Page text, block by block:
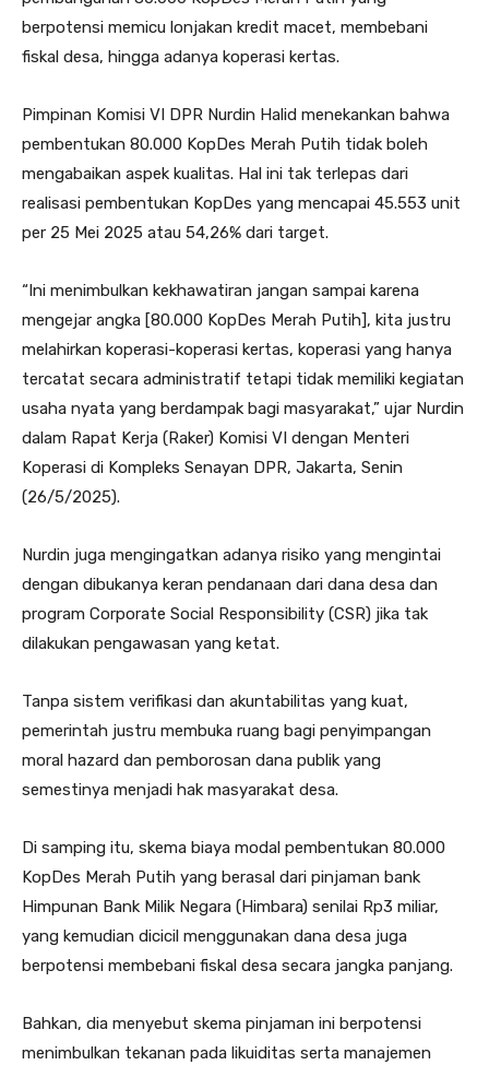
berpotensi memicu lonjakan kredit macet, membebani
fiskal desa, hingga adanya koperasi kertas.
Pimpinan Komisi VI DPR Nurdin Halid menekankan bahwa
pembentukan 80.000 KopDes Merah Putih tidak boleh
mengabaikan aspek kualitas. Hal ini tak terlepas dari
realisasi pembentukan KopDes yang mencapai 45.553 unit
per 25 Mei 2025 atau 54,26% dari target.
“Ini menimbulkan kekhawatiran jangan sampai karena
mengejar angka [80.000 KopDes Merah Putih], kita justru
melahirkan koperasi-koperasi kertas, koperasi yang hanya
tercatat secara administratif tetapi tidak memiliki kegiatan
usaha nyata yang berdampak bagi masyarakat,” ujar Nurdin
dalam Rapat Kerja (Raker) Komisi VI dengan Menteri
Koperasi di Kompleks Senayan DPR, Jakarta, Senin
(26/5/2025).
Nurdin juga mengingatkan adanya risiko yang mengintai
dengan dibukanya keran pendanaan dari dana desa dan
program Corporate Social Responsibility (CSR) jika tak
dilakukan pengawasan yang ketat.
Tanpa sistem verifikasi dan akuntabilitas yang kuat,
pemerintah justru membuka ruang bagi penyimpangan
moral hazard dan pemborosan dana publik yang
semestinya menjadi hak masyarakat desa.
Di samping itu, skema biaya modal pembentukan 80.000
KopDes Merah Putih yang berasal dari pinjaman bank
Himpunan Bank Milik Negara (Himbara) senilai Rp3 miliar,
yang kemudian dicicil menggunakan dana desa juga
berpotensi membebani fiskal desa secara jangka panjang.
Bahkan, dia menyebut skema pinjaman ini berpotensi
menimbulkan tekanan pada likuiditas serta manajemen